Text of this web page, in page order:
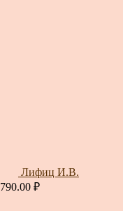
Лифиц И.В.
790.00 ₽